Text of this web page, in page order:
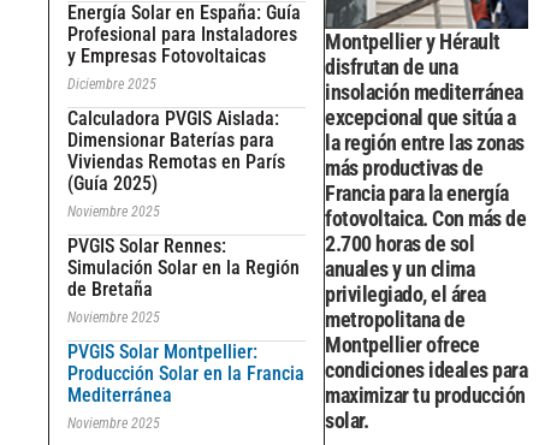
Energía Solar en España: Guía
Profesional para Instaladores
y Empresas Fotovoltaicas
Diciembre 2025
Calculadora PVGIS Aislada:
Dimensionar Baterías para
Viviendas Remotas en París
(Guía 2025)
Noviembre 2025
PVGIS Solar Rennes:
Simulación Solar en la Región
de Bretaña
Noviembre 2025
PVGIS Solar Montpellier:
Producción Solar en la Francia
Mediterránea
Noviembre 2025
Montpellier y Hérault
disfrutan de una
insolación mediterránea
excepcional que sitúa a
la región entre las zonas
más productivas de
Francia para la energía
fotovoltaica. Con más de
2.700 horas de sol
anuales y un clima
privilegiado, el área
metropolitana de
Montpellier ofrece
condiciones ideales para
maximizar tu producción
solar.